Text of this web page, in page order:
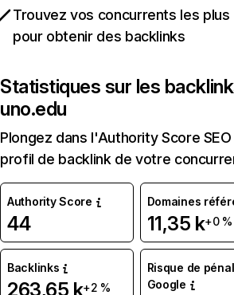
Trouvez vos concurrents les
pour obtenir des backlinks
Statistiques sur les
uno.edu
Plongez dans l'Authority Score
profil de backlink de votre
Authority Score
44
Domaines
11,35 k+0 %
Backlinks
263,65 k+2 %
Risque de
Google